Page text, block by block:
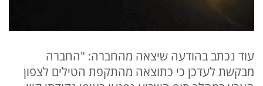
עוד נכתב בהודעה שיצאה מהחברה: "החברה
מבקשת לעדכן כי כתוצאה מהתקפת הטילים לצפון